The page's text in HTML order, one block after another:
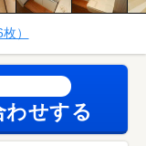
）
わせする